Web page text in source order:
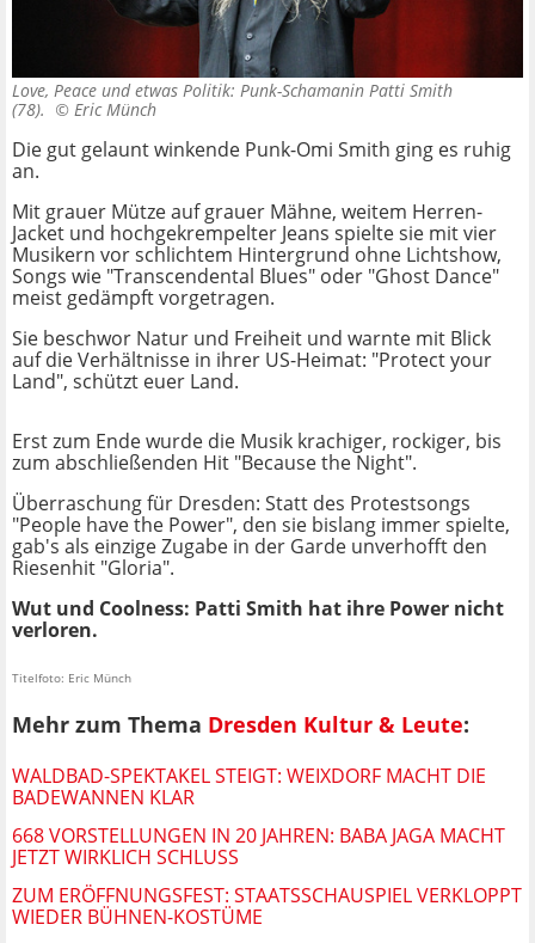
Love, Peace und etwas Politik: Punk-Schamanin Patti Smith
(78). © Eric Münch
Die gut gelaunt winkende Punk-Omi Smith ging es ruhig
an.
Mit grauer Mütze auf grauer Mähne, weitem Herren-
Jacket und hochgekrempelter Jeans spielte sie mit vier
Musikern vor schlichtem Hintergrund ohne Lichtshow,
Songs wie "Transcendental Blues" oder "Ghost Dance"
meist gedämpft vorgetragen.
Sie beschwor Natur und Freiheit und warnte mit Blick
auf die Verhältnisse in ihrer US-Heimat: "Protect your
Land", schützt euer Land.
Erst zum Ende wurde die Musik krachiger, rockiger, bis
zum abschließenden Hit "Because the Night".
Überraschung für Dresden: Statt des Protestsongs
"People have the Power", den sie bislang immer spielte,
gab's als einzige Zugabe in der Garde unverhofft den
Riesenhit "Gloria".
Wut und Coolness: Patti Smith hat ihre Power nicht
verloren.
Titelfoto: Eric Münch
Mehr zum Thema Dresden Kultur & Leute:
WALDBAD-SPEKTAKEL STEIGT: WEIXDORF MACHT DIE
BADEWANNEN KLAR
668 VORSTELLUNGEN IN 20 JAHREN: BABA JAGA MACHT
JETZT WIRKLICH SCHLUSS
ZUM ERÖFFNUNGSFEST: STAATSSCHAUSPIEL VERKLOPPT
WIEDER BÜHNEN-KOSTÜME